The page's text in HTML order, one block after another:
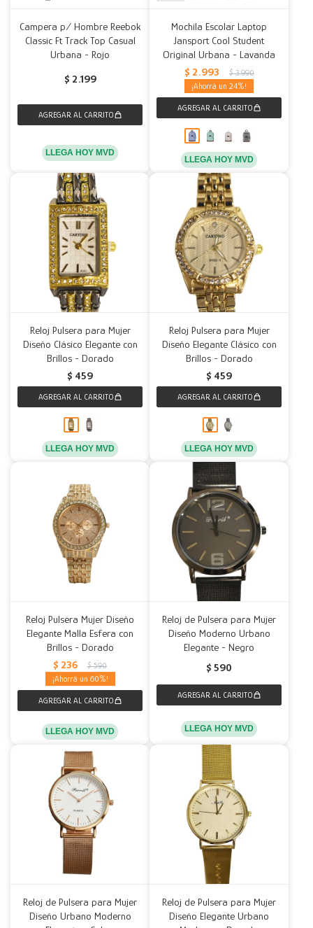
Campera p/ Hombre Reebok
Classic Ft Track Top Casual
Urbana - Rojo
$ 2.199
LLEGA HOY MVD
Mochila Escolar Laptop
Jansport Cool Student
Original Urbana - Lavanda
$ 2.993 $ 3.990
24
LLEGA HOY MVD
Reloj Pulsera para Mujer
Diseño Clásico Elegante con
Brillos - Dorado
$ 459
LLEGA HOY MVD
Reloj Pulsera para Mujer
Diseño Elegante Clásico con
Brillos - Dorado
$ 459
LLEGA HOY MVD
Reloj Pulsera Mujer Diseño
Elegante Malla Esfera con
Brillos - Dorado
$ 236 $ 590
60
LLEGA HOY MVD
Reloj de Pulsera para Mujer
Diseño Moderno Urbano
Elegante - Negro
$ 590
LLEGA HOY MVD
Reloj de Pulsera para Mujer
Diseño Urbano Moderno
Reloj de Pulsera para Mujer
Diseño Elegante Urbano